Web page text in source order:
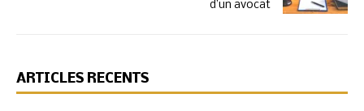
d’un avocat
ARTICLES RÉCENTS